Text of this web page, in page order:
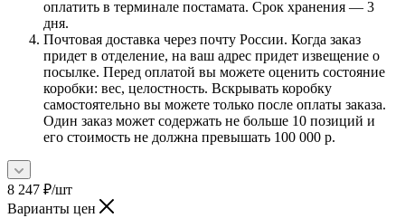
оплатить в терминале постамата. Срок хранения — 3
дня.
Почтовая доставка через почту России. Когда заказ
придет в отделение, на ваш адрес придет извещение о
посылке. Перед оплатой вы можете оценить состояние
коробки: вес, целостность. Вскрывать коробку
самостоятельно вы можете только после оплаты заказа.
Один заказ может содержать не больше 10 позиций и
его стоимость не должна превышать 100 000 р.
8 247 ₽/шт
Варианты цен